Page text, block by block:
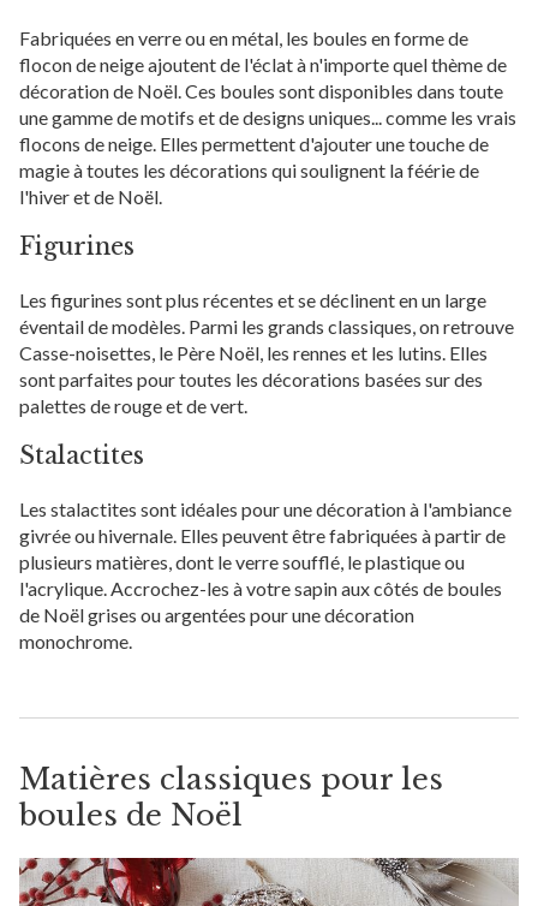
Fabriquées en verre ou en métal, les boules en forme de
flocon de neige ajoutent de l'éclat à n'importe quel thème de
décoration de Noël. Ces boules sont disponibles dans toute
une gamme de motifs et de designs uniques... comme les vrais
flocons de neige. Elles permettent d'ajouter une touche de
magie à toutes les décorations qui soulignent la féérie de
l'hiver et de Noël.
Figurines
Les figurines sont plus récentes et se déclinent en un large
éventail de modèles. Parmi les grands classiques, on retrouve
Casse-noisettes, le Père Noël, les rennes et les lutins. Elles
sont parfaites pour toutes les décorations basées sur des
palettes de rouge et de vert.
Stalactites
Les stalactites sont idéales pour une décoration à l'ambiance
givrée ou hivernale. Elles peuvent être fabriquées à partir de
plusieurs matières, dont le verre soufflé, le plastique ou
l'acrylique. Accrochez-les à votre sapin aux côtés de boules
de Noël grises ou argentées pour une décoration
monochrome.
Matières classiques pour les
boules de Noël